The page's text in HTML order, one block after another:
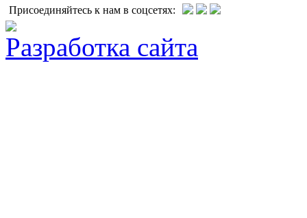
Присоединяйтесь к нам в соцсетях:
Разработка сайта